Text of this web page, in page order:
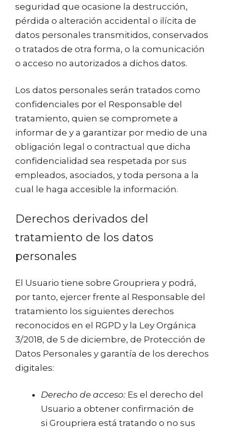
seguridad que ocasione la destrucción,
pérdida o alteración accidental o ilícita de
datos personales transmitidos, conservados
o tratados de otra forma, o la comunicación
o acceso no autorizados a dichos datos.
Los datos personales serán tratados como
confidenciales por el Responsable del
tratamiento, quien se compromete a
informar de y a garantizar por medio de una
obligación legal o contractual que dicha
confidencialidad sea respetada por sus
empleados, asociados, y toda persona a la
cual le haga accesible la información.
Derechos derivados del
tratamiento de los datos
personales
El Usuario tiene sobre Groupriera y podrá,
por tanto, ejercer frente al Responsable del
tratamiento los siguientes derechos
reconocidos en el RGPD y la Ley Orgánica
3/2018, de 5 de diciembre, de Protección de
Datos Personales y garantía de los derechos
digitales:
Derecho de acceso: Es el derecho del
Usuario a obtener confirmación de
si Groupriera está tratando o no sus